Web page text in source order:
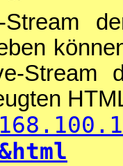
Stream